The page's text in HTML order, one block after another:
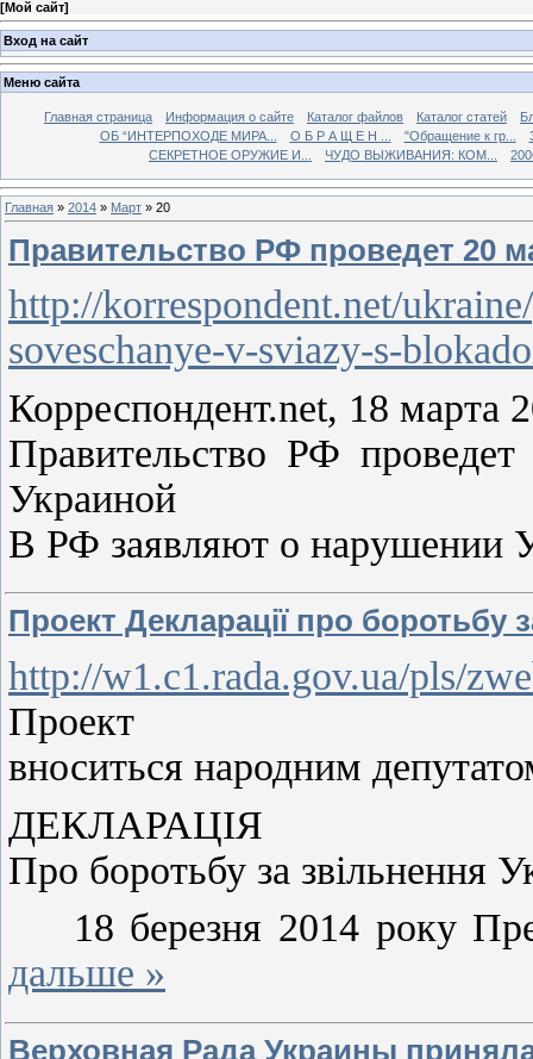
[Мой сайт]
Вход на сайт
Меню сайта
Главная страница Информация о сайте Каталог файлов Каталог статей
ОБ “ИНТЕРПОХОДЕ МИРА...
О Б Р А Щ Е Н ... "Обращение к гр...
СЕКРЕТНОЕ ОРУЖИЕ И...
ЧУДО ВЫЖИВАНИЯ: КОМ...
Главная » 2014 » Март » 20
Правительство РФ проведет 20
http://korrespondent.net/
soveschanye-v-sviazy-s-
Корреспондент.net, 18 марта
Правительство РФ
Украиной
В РФ заявляют о нарушении
Проект Декларації про боротьбу
http://w1.c1.rada.gov.ua/pls/
Проект
вноситься народним
ДЕКЛАРАЦІЯ
Про боротьбу за звільнення
18 березня 2014 року
дальше »
Верховная Рада Украины